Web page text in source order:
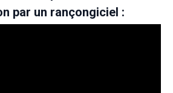
par un rançongiciel :